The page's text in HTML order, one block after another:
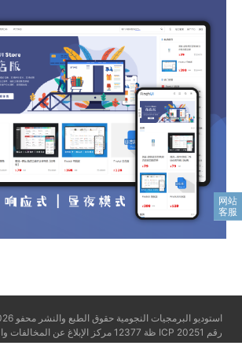
استوديو البرمجيات النجومية حقوق الطبع والنشر محفو
ظة 12377 مركز الإبلاغ عن المخالفات والمعلومات السلبية
1.7.5